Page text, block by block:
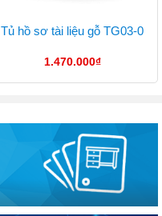
Tủ hồ sơ tài liệu gỗ TG03-0
1.470.000₫